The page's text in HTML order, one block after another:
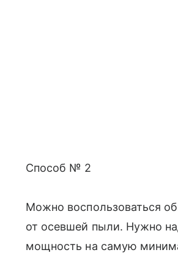
Способ № 2
Можно воспользоваться
от осевшей пыли. Нужно
мощность на самую